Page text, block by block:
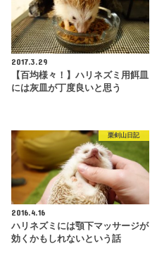
2017.3.29
【百均様々！】ハリネズミ用餌皿
には灰皿が丁度良いと思う
栗剣山日記
2016.4.16
ハリネズミには顎下マッサージが
効くかもしれないという話